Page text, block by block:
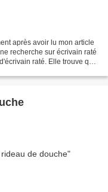
après avoir lu mon article
recherche sur écrivain raté
raté. Elle trouve que